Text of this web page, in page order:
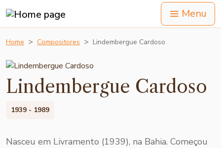
Menu
Home Compositores Lindembergue Cardoso
Lindembergue Cardoso
1939 - 1989
Nasceu em Livramento (1939), na Bahia. Começou